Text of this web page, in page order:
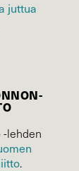
juttua
-lehden
.